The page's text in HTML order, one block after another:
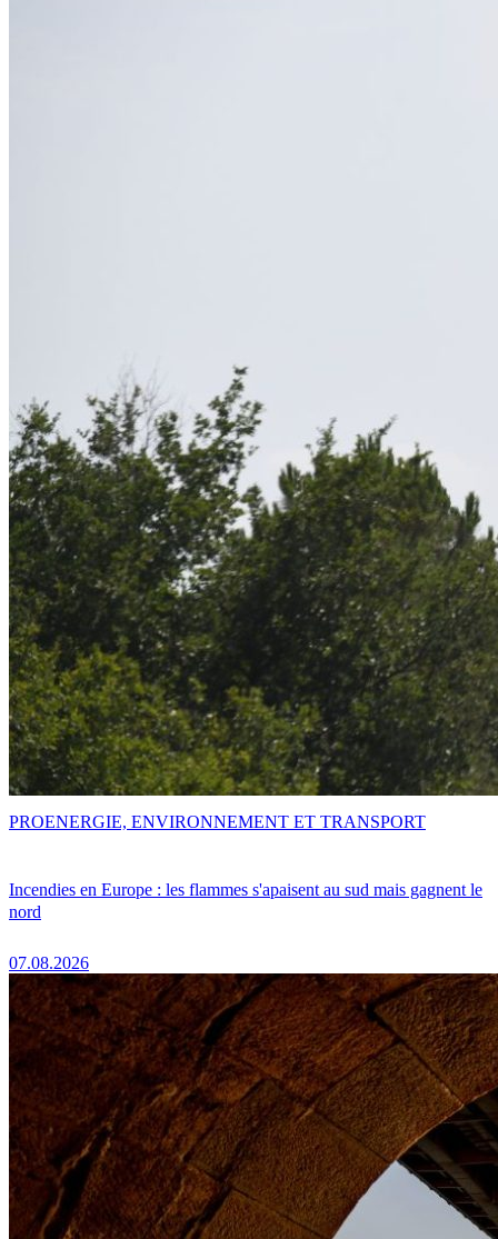
Incendies en Europe : les flammes s'apaisent au sud mais gagnent le
nord
07.08.2026
PROENERGIE, ENVIRONNEMENT ET TRANSPORT